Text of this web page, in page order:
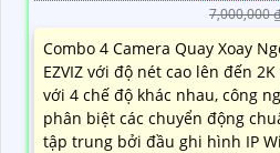
7,000,000 ₫
Combo 4 Camera Quay Xoay
EZVIZ với độ nét cao lên đến
với 4 chế độ khác nhau, công
phân biệt các chuyển động
tập trung bởi đầu ghi hình IP